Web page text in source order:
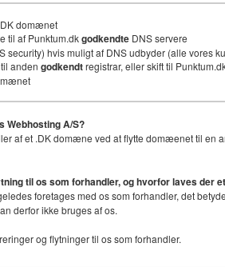
domænet
til af Punktum.dkgodkendte DNS servere
security) hvis muligt af DNS udbyder (alle vores
anden godkendtregistrar, eller skift til
Webhosting A/S?
af et .DK domæne ved at flytte domæenet til
til os som forhandler, og hvorfor laves der
foretages med os som forhandler, det
derfor ikke bruges af os.
og flytninger til os som forhandler.